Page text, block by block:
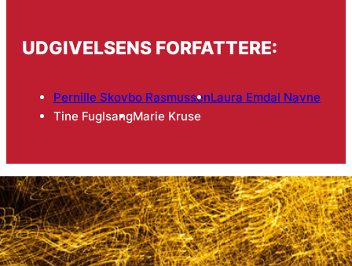
UDGIVELSENS FORFATTERE:
Pernille Skovbo RasmussenLaura Emdal Navne
Tine FuglsangMarie Kruse